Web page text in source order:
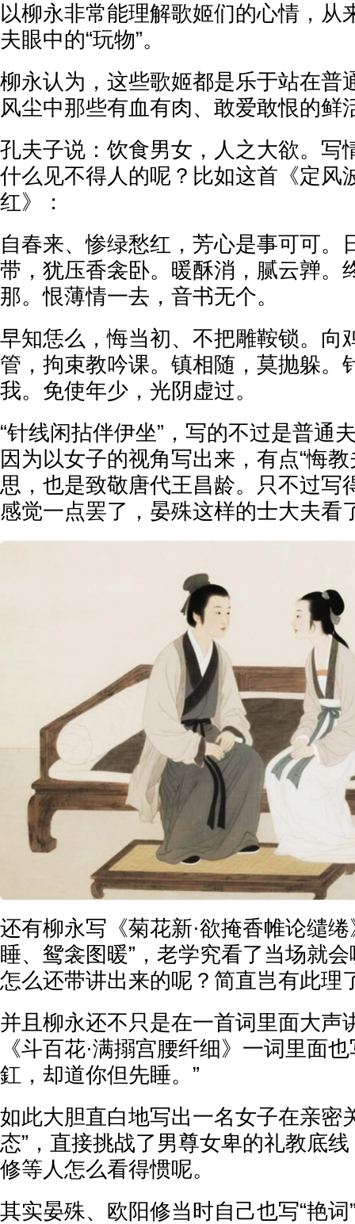
以柳永非常能理解歌姬们的心情，从
夫眼中的“玩物”。
柳永认为，这些歌姬都是乐于站在普
风尘中那些有血有肉、敢爱敢恨的鲜
孔夫子说：饮食男女，人之大欲。写
什么见不得人的呢？比如这首《定风
红》：
自春来、惨绿愁红，芳心是事可可。
带，犹压香衾卧。暖酥消，腻云亸。
那。恨薄情一去，音书无个。
早知恁么，悔当初、不把雕鞍锁。向
管，拘束教吟课。镇相随，莫抛躲。
我。免使年少，光阴虚过。
“针线闲拈伴伊坐”，写的不过是普通
因为以女子的视角写出来，有点“悔
思，也是致敬唐代王昌龄。只不过写
感觉一点罢了，晏殊这样的士大夫看
还有柳永写《菊花新·欲掩香帷论缱
睡、鸳衾图暖”，老学究看了当场就
怎么还带讲出来的呢？简直岂有此理
并且柳永还不只是在一首词里面大声
《斗百花·满搦宫腰纤细》一词里面
釭，却道你但先睡。”
如此大胆直白地写出一名女子在亲密
态”，直接挑战了男尊女卑的礼教底
修等人怎么看得惯呢。
其实晏殊、欧阳修当时自己也写“艳